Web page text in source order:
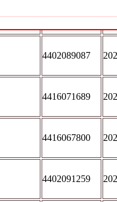
4416070483
4402089087
4416071689
4416067800
4402091259